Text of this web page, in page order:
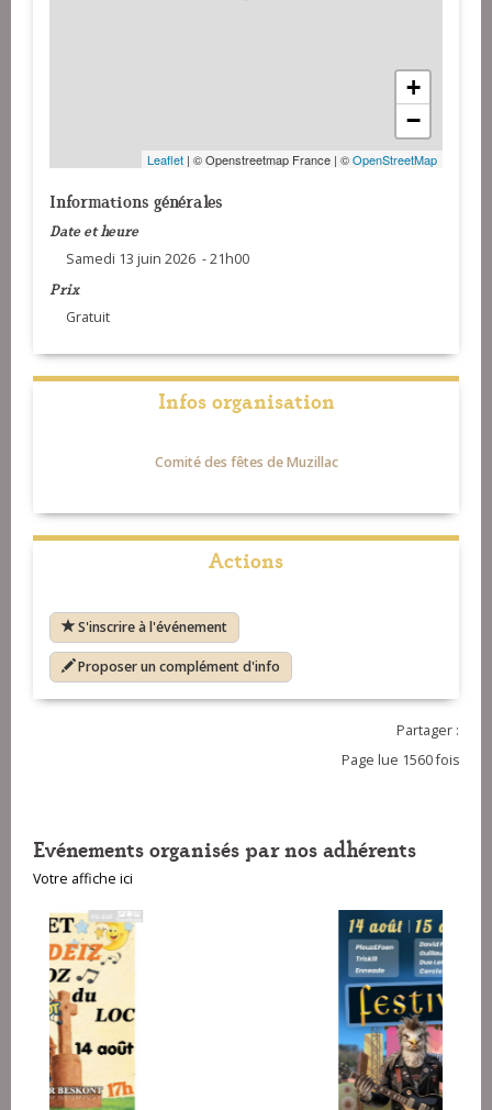
+
−
Leaflet | © Openstreetmap France | ©OpenStreetMap
Informations générales
Date et heure
Samedi 13 juin 2026 - 21h00
Prix
Gratuit
Infos organisation
Comité des fêtes de Muzillac
Actions
S'inscrire à l'événement
Proposer un complément d'info
Partager :
Page lue 1560 fois
Evénements organisés par nos adhérents
Votre affiche ici